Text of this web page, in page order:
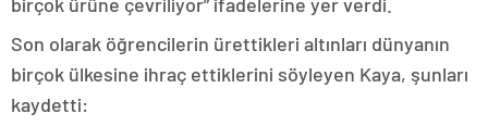
Son olarak öğrencilerin ürettikleri altınları dünyanın
birçok ülkesine ihraç ettiklerini söyleyen Kaya, şunları
kaydetti: